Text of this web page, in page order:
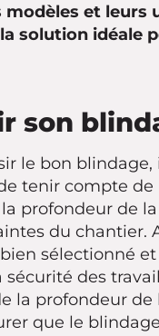
et leurs
solution idéale
son
le bon blindage,
tenir compte de
profondeur de
du chantier.
sélectionné
des
la profondeur de
que le